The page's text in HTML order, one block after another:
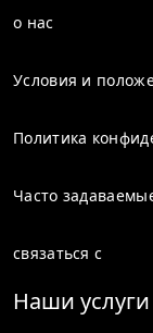
о нас
Условия и
Политика
Часто
связаться с
Наши услуги